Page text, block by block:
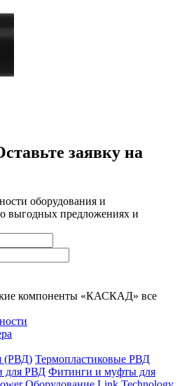
заявку на
оборудования и
выгодных предложениях и
компоненты «КАСКАД» все
(РВД) Термопластиковые РВД
для РВД Фитинги и муфты для